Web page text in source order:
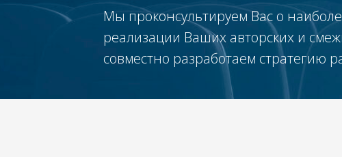
Мы проконсультируем Вас о
реализации Ваших авторских и
совместно разработаем стратегию